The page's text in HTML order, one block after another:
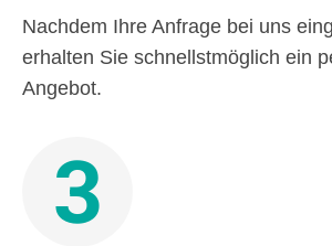
Nachdem Ihre Anfrage bei uns
erhalten Sie schnellstmöglich ein
Angebot.
3